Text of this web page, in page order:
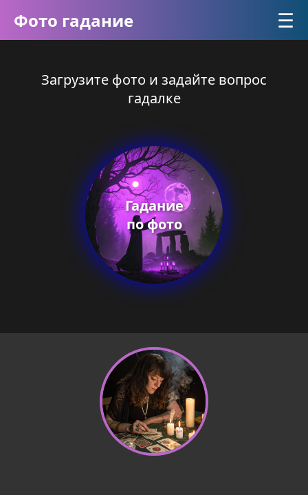
Фото гадание ☰
Загрузите фото и задайте вопрос
гадалке
Гадание
по фото